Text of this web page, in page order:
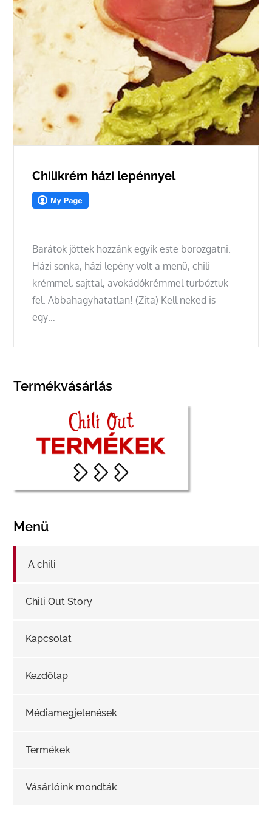
Chilikrém házi lepénnyel
Barátok jöttek hozzánk egyik este borozgatni.
Házi sonka, házi lepény volt a menü, chili
krémmel, sajttal, avokádókrémmel turbóztuk
fel. Abbahagyhatatlan! (Zita) Kell neked is
egy…
Termékvásárlás
Menü
A chili
Chili Out Story
Kapcsolat
Kezdőlap
Médiamegjelenések
Termékek
Vásárlóink mondták